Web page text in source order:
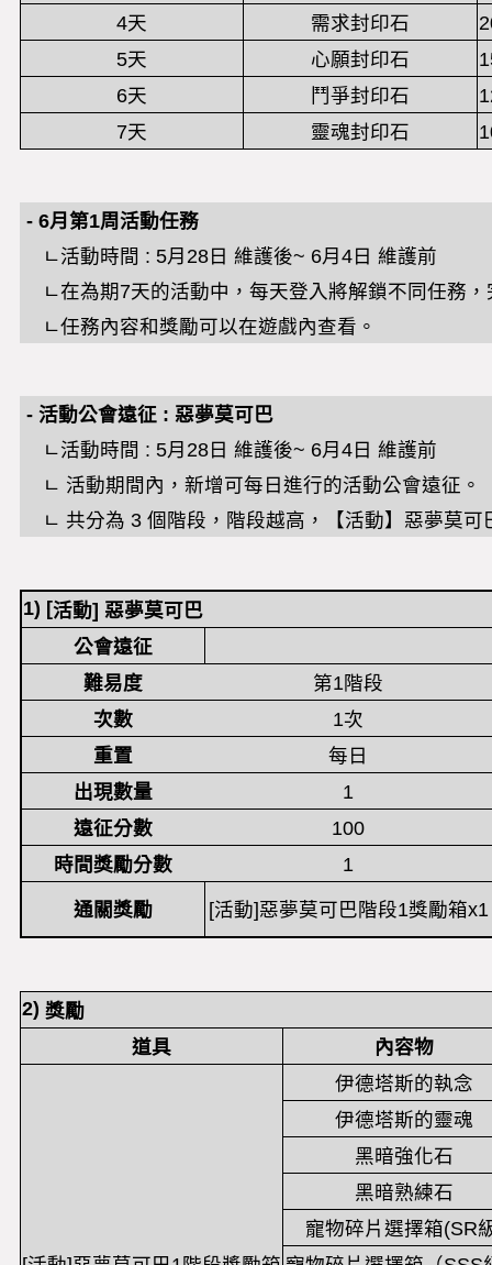
4天
需求封印石
5天
心願封印石
6天
鬥爭封印石
7天
靈魂封印石
- 6月第1周活動任務
ㄴ活動時間 : 5月 28日 維護後~ 6月 4日 維護前
ㄴ在為期7天的活動中，每天登入將解鎖不同任務
ㄴ任務內容和獎勵可以在遊戲內查看。
- 活動公會遠征: 惡夢莫可巴
ㄴ活動時間 : 5月 28日 維護後~ 6月 4日 維護前
ㄴ 活動期間內，新增可每日進行的活動公會遠征。
ㄴ 共分為 3 個階段，階段越高，【活動】惡夢莫
1) [活動] 惡夢莫可巴
公會遠征
難易度
第1階段
次數
1次
重置
每日
出現數量
1
遠征分數
100
時間獎勵分數
1
通關獎勵 [活動]惡夢莫可巴階段1獎勵箱x1
2) 獎勵
道具
內容物
伊德塔斯的執念
伊德塔斯的靈魂
黑暗強化石
黑暗熟練石
寵物碎片選擇箱(SR